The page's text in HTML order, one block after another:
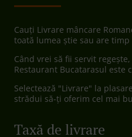
Cauți Livrare mâncare
toată lumea știe sau are timp
Când vrei să fii servit
Restaurant Bucatarasul este
Selectează "Livrare" la
strădui să-ți oferim cel mai
Taxă de livrare